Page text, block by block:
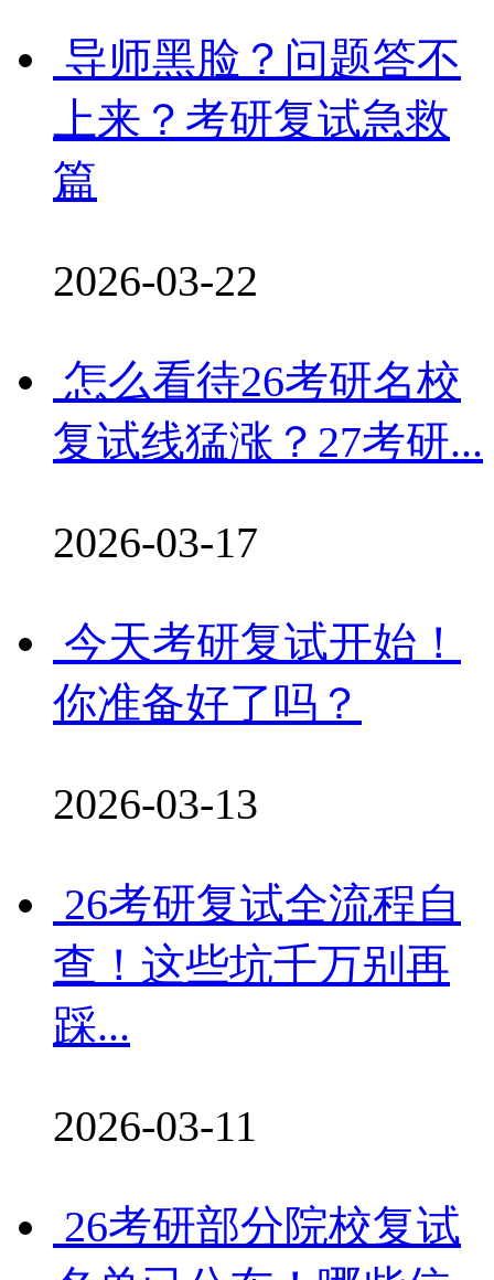
导师黑脸？问题答不
上来？考研复试急救
篇
2026-03-22
怎么看待26考研名校
复试线猛涨？27考研...
2026-03-17
今天考研复试开始！
你准备好了吗？
2026-03-13
26考研复试全流程自
查！这些坑千万别再
踩...
2026-03-11
26考研部分院校复试